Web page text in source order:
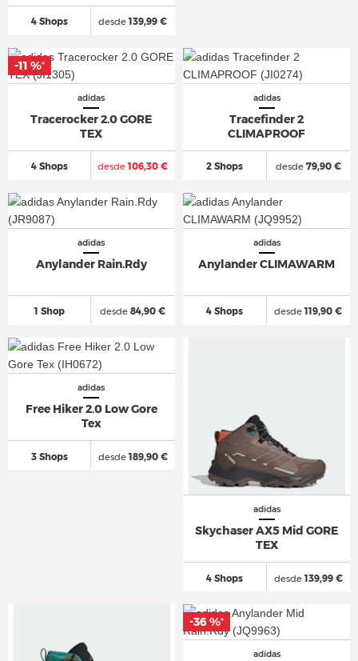
4 Shops desde139,99 €
adidas
Tracerocker 2.0 GORE
TEX
4 Shops desde106,30 €
-11 %*
adidas
Tracefinder 2
CLIMAPROOF
2 Shops desde79,90 €
adidas
Anylander Rain.Rdy
1 Shop desde 84,90 €
adidas
Anylander CLIMAWARM
4 Shops desde119,90 €
adidas
Free Hiker 2.0 Low Gore
Tex
3 Shops desde189,90 €
adidas
Skychaser AX5 Mid GORE
TEX
4 Shops desde139,99 €
adidas
-36 %*